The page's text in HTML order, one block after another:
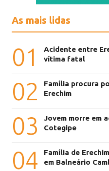
As mais lidas
01
Acidente entre
vítima fatal
02
Família procura
Erechim
03
Jovem morre em
Cotegipe
04
Família de
em Balneário